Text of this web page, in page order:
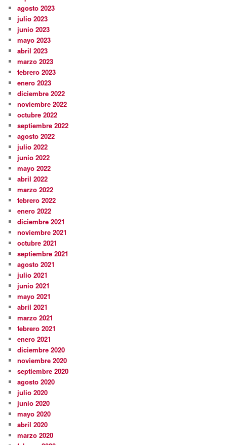
agosto 2023
julio 2023
junio 2023
mayo 2023
abril 2023
marzo 2023
febrero 2023
enero 2023
diciembre 2022
noviembre 2022
octubre 2022
septiembre 2022
agosto 2022
julio 2022
junio 2022
mayo 2022
abril 2022
marzo 2022
febrero 2022
enero 2022
diciembre 2021
noviembre 2021
octubre 2021
septiembre 2021
agosto 2021
julio 2021
junio 2021
mayo 2021
abril 2021
marzo 2021
febrero 2021
enero 2021
diciembre 2020
noviembre 2020
septiembre 2020
agosto 2020
julio 2020
junio 2020
mayo 2020
abril 2020
marzo 2020